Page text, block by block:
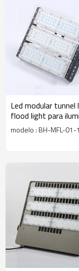
Led modular
flood light para
Industrial de 150w
modelo : BH-MFL-